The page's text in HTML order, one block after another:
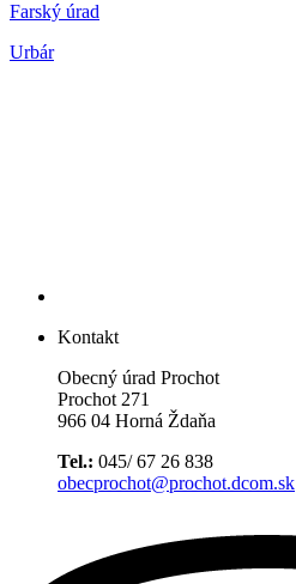
Farský úrad
Urbár
Kontakt
Obecný úrad Prochot
Prochot 271
966 04 Horná Ždaňa
Tel.: 045/ 67 26 838
obecprochot@prochot.dcom.sk